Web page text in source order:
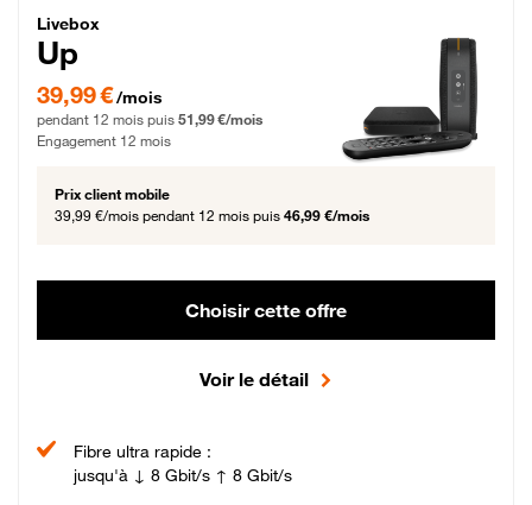
Livebox Up Fibre
Livebox
Up
39,99 € par mois pendant 12 mois puis 51,99 € par mois, Engagement 12 mois
39,99 €/mois
pendant 12 mois puis 51,99 €/mois
Engagement 12 mois
Prix client mobile
39,99 €/mois pendant 12 mois puis 46,99 €/mois
Choisir cette offre
Voir le détail
Fibre ultra rapide :
jusqu'à ↓ 8 Gbit/s ↑ 8 Gbit/s